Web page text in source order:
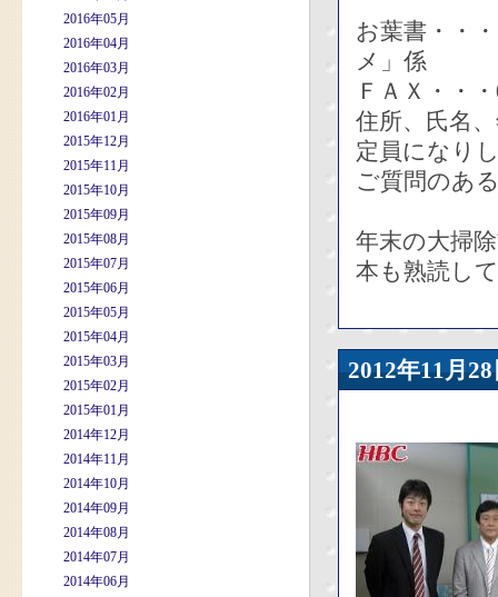
2016年05月
2016年04月
2016年03月
2016年02月
2016年01月
2015年12月
2015年11月
2015年10月
2015年09月
2015年08月
2015年07月
2015年06月
2015年05月
2015年04月
2015年03月
2015年02月
2015年01月
2014年12月
2014年11月
2014年10月
2014年09月
2014年08月
2014年07月
2014年06月
お葉書・・
メ」係
ＦＡＸ・・
住所、氏名
定員になり
ご質問のあ
年末の大掃
本も熟読し
2012年11